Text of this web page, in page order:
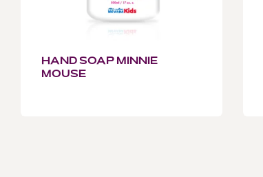
HAND SOAP MINNIE
MOUSE